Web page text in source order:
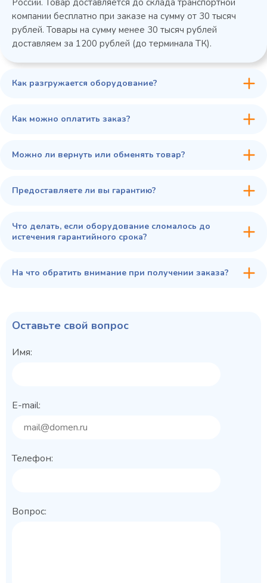
45 900 ₽
компании бесплатно при заказе на сумму от 30 тысяч
рублей. Товары на сумму менее 30 тысяч рублей
доставляем за 1200 рублей (до терминала ТК).
Как разгружается оборудование?
Как можно оплатить заказ?
Можно ли вернуть или обменять товар?
Предоставляете ли вы гарантию?
Что делать, если оборудование сломалось до
истечения гарантийного срока?
На что обратить внимание при получении заказа?
Оставьте свой вопрос
Имя:
E-mail:
Телефон:
Вопрос: